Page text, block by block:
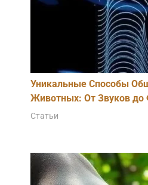
Уникальные Способы
Животных: От Звуков до
Статьи